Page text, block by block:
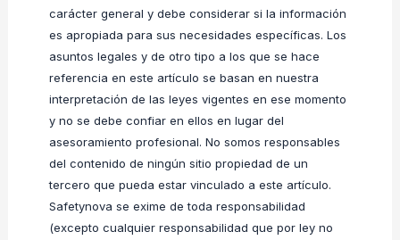
carácter general y debe considerar si la información
es apropiada para sus necesidades específicas. Los
asuntos legales y de otro tipo a los que se hace
referencia en este artículo se basan en nuestra
interpretación de las leyes vigentes en ese momento
y no se debe confiar en ellos en lugar del
asesoramiento profesional. No somos responsables
del contenido de ningún sitio propiedad de un
tercero que pueda estar vinculado a este artículo.
Safetynova se exime de toda responsabilidad
(excepto cualquier responsabilidad que por ley no